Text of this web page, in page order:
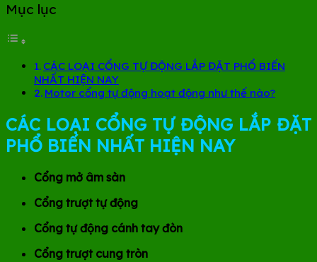
Mục lục
CÁC LOẠI CỔNG TỰ ĐỘNG LẮP ĐẶT PHỔ BIẾN
NHẤT HIỆN NAY
Motor cổng tự động hoạt động như thế nào?
CÁC LOẠI CỔNG TỰ ĐỘNG LẮP ĐẶT
PHỔ BIẾN NHẤT HIỆN NAY
Cổng mở âm sàn
Cổng trượt tự động
Cổng tự động cánh tay đòn
Cổng trượt cung tròn